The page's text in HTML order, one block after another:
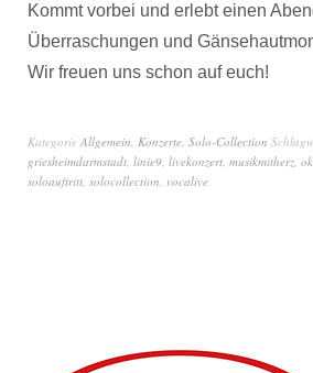
Kommt vorbei und erlebt einen
Überraschungen und
Wir freuen uns schon auf euch!
Kategorie Allgemein, Konzerte, Solo-Collection
griesheimdarmstadt, linie9, livekonzert, musikmitherz,
soloauftritt, solocollection, vocalive